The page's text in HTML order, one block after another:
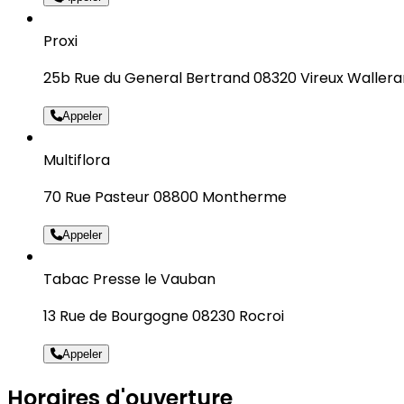
Proxi
25b Rue du General Bertrand 08320 Vireux
Appeler
Multiflora
70 Rue Pasteur 08800 Montherme
Appeler
Tabac Presse le Vauban
13 Rue de Bourgogne 08230 Rocroi
Appeler
Horaires d'ouverture